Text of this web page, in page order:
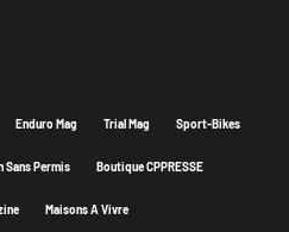
Enduro Mag Trial Mag Sport-Bikes
Sans Permis Boutique CPPRESSE
Maisons A Vivre